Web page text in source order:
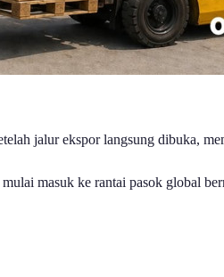
jalur ekspor langsung dibuka,
masuk ke rantai pasok global